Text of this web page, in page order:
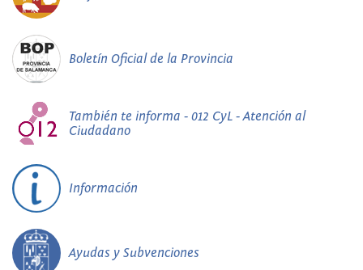
Boletín Oficial de la Provincia
También te informa - 012 CyL - Atención al
Ciudadano
Información
Ayudas y Subvenciones